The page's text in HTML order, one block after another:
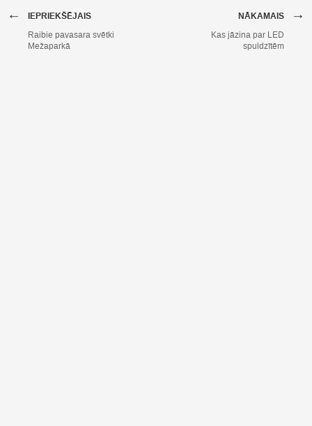
IEPRIEKŠĒJAIS
←
Raibie pavasara svētki
Mežaparkā
NĀKAMAIS →
Kas jāzina par LED
spuldzītēm